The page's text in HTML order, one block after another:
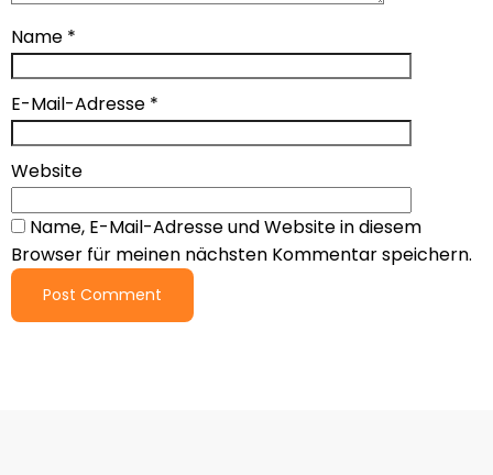
Name *
E-Mail-Adresse *
Website
Name, E-Mail-Adresse und Website in diesem
Browser für meinen nächsten Kommentar speichern.